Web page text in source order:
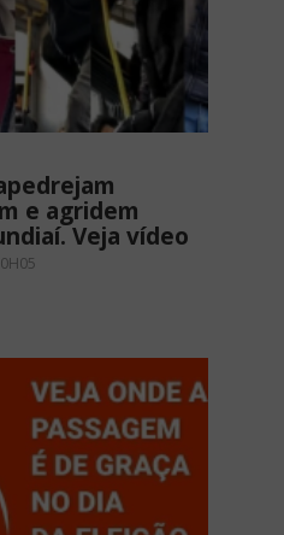
e agridem
Veja vídeo